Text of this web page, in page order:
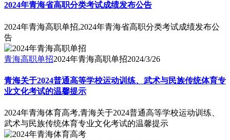
2024年青海省高职分类考试成绩发布公告
2024年青海高职单招,2024年青海省高职分类考试成绩发布公
告
青海高职单招2024年青海高职单招2024/3/26
青海关于2024普通高等学校运动训练、武术与民族传统体育专
业文化考试的温馨提示
2024年青海体育高考,青海关于2024普通高等学校运动训练、
武术与民族传统体育专业文化考试的温馨提示